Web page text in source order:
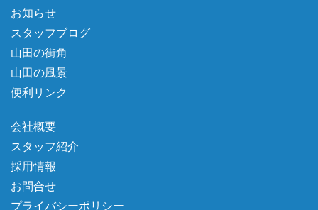
お知らせ
スタッフブログ
山田の街角
山田の風景
便利リンク
会社概要
スタッフ紹介
採用情報
お問合せ
プライバシーポリシー